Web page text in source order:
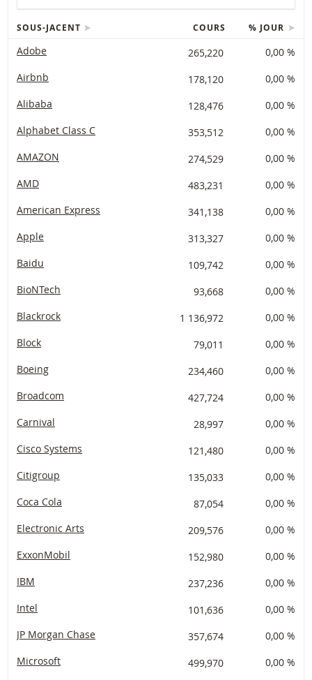
SOUS-JACENT COURS % JOUR
Adobe 265,220
0,00 %
Airbnb
178,120
0,00 %
Alibaba
128,476
0,00 %
Alphabet Class C
353,512
0,00 %
AMAZON
274,529
0,00 %
AMD
483,231
0,00 %
American Express
341,138
0,00 %
Apple
313,327
0,00 %
Baidu
109,742
0,00 %
BioNTech
93,668
0,00 %
Blackrock
1 136,972
0,00 %
Block
79,011
0,00 %
Boeing
234,460
0,00 %
Broadcom
427,724
0,00 %
Carnival
28,997
0,00 %
Cisco Systems
121,480
0,00 %
Citigroup
135,033
0,00 %
Coca Cola
87,054
0,00 %
Electronic Arts
209,576
0,00 %
ExxonMobil
152,980
0,00 %
IBM
237,236
0,00 %
Intel
101,636
0,00 %
JP Morgan Chase
357,674
0,00 %
Microsoft
499,970
0,00 %